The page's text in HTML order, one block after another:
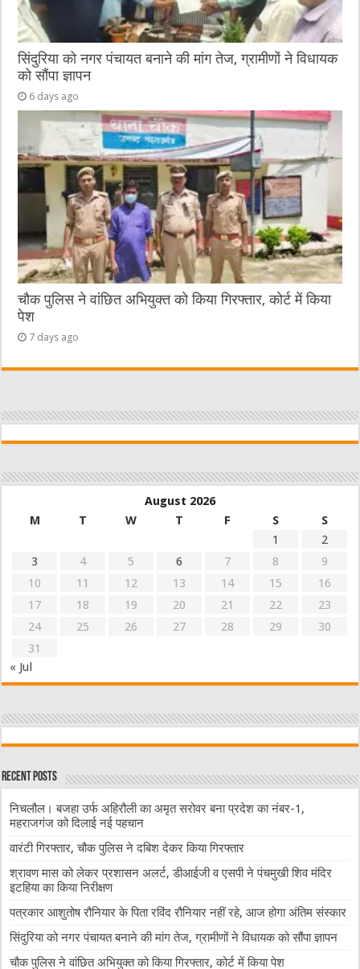
सिंदुरिया को नगर पंचायत बनाने की मांग तेज, ग्रामीणों ने विधायक
को सौंपा ज्ञापन
6 days ago
चौक पुलिस ने वांछित अभियुक्त को किया गिरफ्तार, कोर्ट में किया
पेश
7 days ago
August 2026
M
T W T F S
S
1
2
3
4 5 6 7 8
9
10
11 12 13 14 15
16
17
18 19 20 21 22
23
24
25 26 27 28 29
30
31
« Jul
Recent Posts
निचलौल। बजहा उर्फ अहिरौली का अमृत सरोवर बना प्रदेश का नंबर-1,
महराजगंज को दिलाई नई पहचान
वारंटी गिरफ्तार, चौक पुलिस ने दबिश देकर किया गिरफ्तार
श्रावण मास को लेकर प्रशासन अलर्ट, डीआईजी व एसपी ने पंचमुखी शिव मंदिर
इटहिया का किया निरीक्षण
पत्रकार आशुतोष रौनियार के पिता रविंद रौनियार नहीं रहे, आज होगा अंतिम संस्कार
सिंदुरिया को नगर पंचायत बनाने की मांग तेज, ग्रामीणों ने विधायक को सौंपा ज्ञापन
चौक पुलिस ने वांछित अभियुक्त को किया गिरफ्तार, कोर्ट में किया पेश